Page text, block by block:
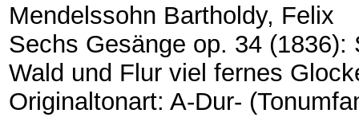
Mendelssohn Bartholdy, Felix
Sechs Gesänge op. 34
Wald und Flur viel fernes
Originaltonart: A-Dur-